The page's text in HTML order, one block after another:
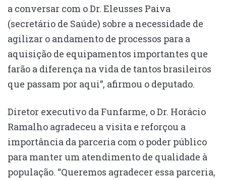
a conversar com o Dr. Eleusses Paiva
(secretário de Saúde) sobre a necessidade de
agilizar o andamento de processos para a
aquisição de equipamentos importantes que
farão a diferença na vida de tantos brasileiros
que passam por aqui”, afirmou o deputado.
Diretor executivo da Funfarme, o Dr. Horácio
Ramalho agradeceu a visita e reforçou a
importância da parceria com o poder público
para manter um atendimento de qualidade à
população. “Queremos agradecer essa parceria,